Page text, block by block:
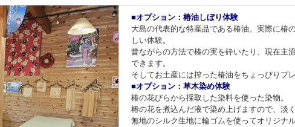
■オプション：椿油しぼり体験
大島の代表的な特産品である椿油。実際に椿
しい体験。
昔ながらの方法で椿の実を砕いたり、現在主
できます。
そしてお土産には搾った椿油をちょっぴりプ
■オプション：草木染め体験
椿の花びらから採取した染料を使った染物。
椿の花を煮込んだ液で染め上げますので、淡
無地のシルク生地に輪ゴムを使ってオリジナ